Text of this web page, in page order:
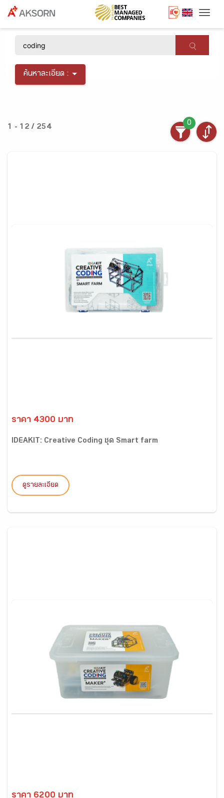
ค้นหาละเอียด :
1 - 12 / 254
0
ราคา 4300 บาท
IDEAKIT: Creative Coding ชุด Smart farm
ดูรายละเอียด
ราคา 6200 บาท